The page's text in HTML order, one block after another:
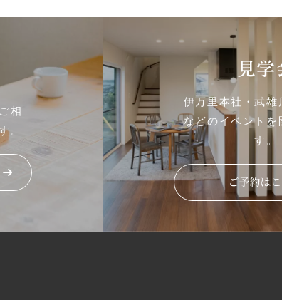
相
。
見学
伊万里本社・武雄
などのイベントを
す。